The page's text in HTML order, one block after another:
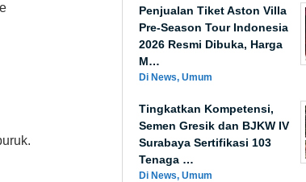
Penjualan Tiket Aston Villa
Pre-Season Tour Indonesia
2026 Resmi Dibuka, Harga
M…
Di News, Umum
Tingkatkan Kompetensi,
Semen Gresik dan BJKW IV
Surabaya Sertifikasi 103
Tenaga …
Di News, Umum